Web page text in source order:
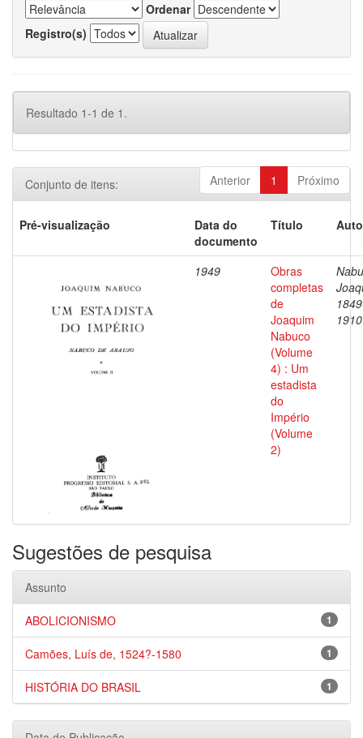
Ordenar
Registro(s)
Resultado 1-1 de 1.
Anterior 1 Próximo
Conjunto de itens:
Pré-visualização
Data do
documento
Título
1949
Obras
completas
de
Joaquim
Nabuco
(Volume
4) : Um
estadista
do
Império
(Volume
2)
1910
Sugestões de pesquisa
Assunto
1
ABOLICIONISMO
1
Camões, Luís de, 1524?-1580
1
HISTÓRIA DO BRASIL